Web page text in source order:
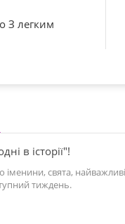
З легким
в історії"!
іменини, свята,
тиждень.